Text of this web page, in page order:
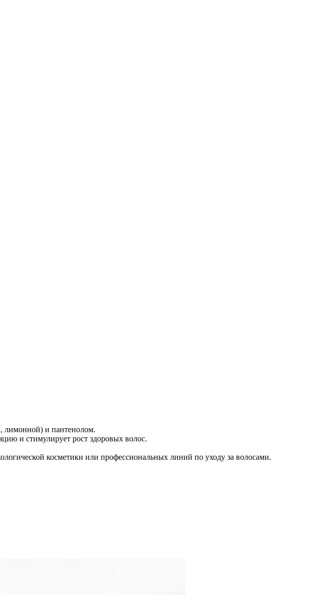
лимонной) и пантенолом.
и стимулирует рост здоровых волос.
косметики или профессиональных линий по уходу за волосами.